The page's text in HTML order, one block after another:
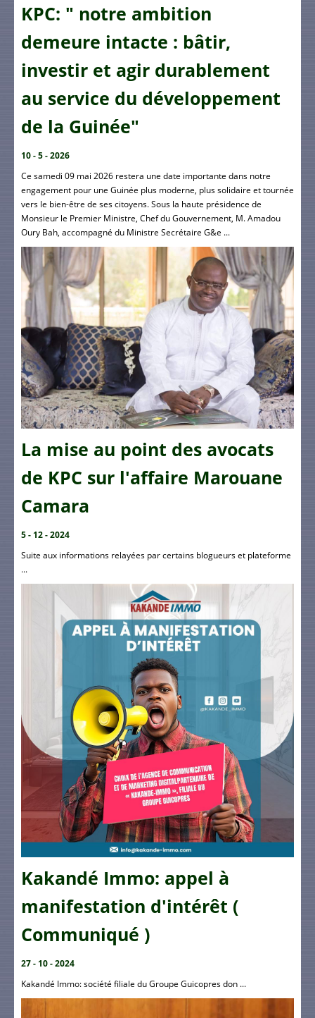
KPC: " notre ambition
demeure intacte : bâtir,
investir et agir durablement
au service du développement
de la Guinée"
10 - 5 - 2026
Ce samedi 09 mai 2026 restera une date importante dans notre
engagement pour une Guinée plus moderne, plus solidaire et tournée
vers le bien-être de ses citoyens. Sous la haute présidence de
Monsieur le Premier Ministre, Chef du Gouvernement, M. Amadou
Oury Bah, accompagné du Ministre Secrétaire G&e ...
La mise au point des avocats
de KPC sur l'affaire Marouane
Camara
5 - 12 - 2024
Suite aux informations relayées par certains blogueurs et plateforme
...
Kakandé Immo: appel à
manifestation d'intérêt (
Communiqué )
27 - 10 - 2024
Kakandé Immo: société filiale du Groupe Guicopres don ...